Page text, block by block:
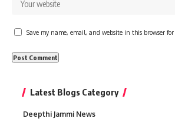
Save my name, email, and website in this browser
Latest Blogs Category
Deepthi Jammi News